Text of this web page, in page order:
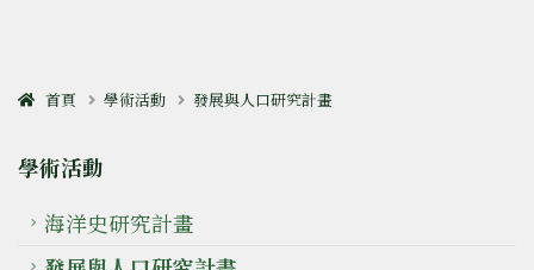
首頁 學術活動 發展與人口研究計畫
學術活動
海洋史研究計畫